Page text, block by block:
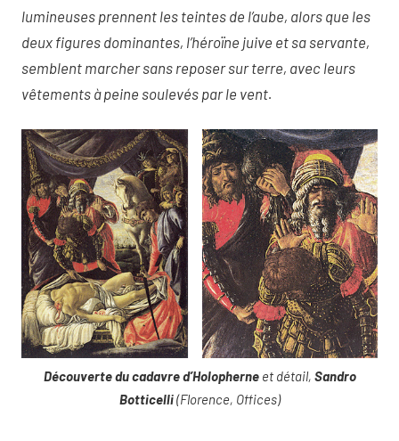
lumineuses prennent les teintes de l’aube, alors que les
deux figures dominantes, l’héroïne juive et sa servante,
semblent marcher sans reposer sur terre, avec leurs
vêtements à peine soulevés par le vent.
Découverte du cadavre d’Holopherneet détail, Sandro
Botticelli(Florence, Offices)